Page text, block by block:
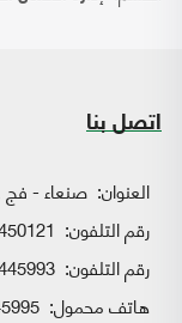
اتصل بنا
العنوان: صنعاء - فج
رقم التلفون:
رقم التلفون:
هاتف محمول: